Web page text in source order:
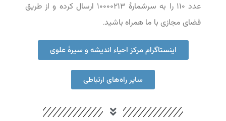
عدد ۱۱۰ را به سرشمارۀ ۱۰۰۰۰۲۱۳ ارسال کرده و از طریق
فضای مجازی با ما همراه باشید.
اینستاگرام مرکز احیاء اندیشه و سیرۀ علوی
سایر راه‌های ارتباطی